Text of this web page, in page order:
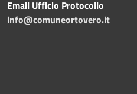
Email Ufficio Protocollo
info@comuneortovero.it